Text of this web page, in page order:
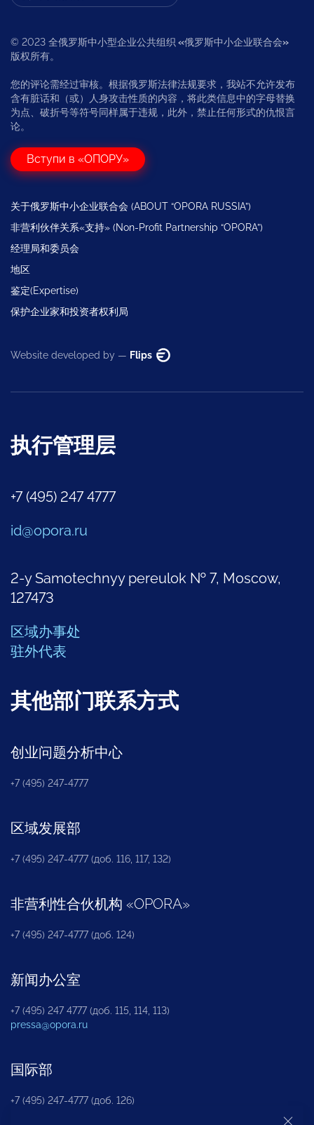
© 2023 全俄罗斯中小型企业公共组织 «俄罗斯中小企业联合会»
版权所有。
您的评论需经过审核。根据俄罗斯法律法规要求，我站不允许发布
含有脏话和（或）人身攻击性质的内容，将此类信息中的字母替换
为点、破折号等符号同样属于违规，此外，禁止任何形式的仇恨言
论。
Вступи в «ОПОРУ»
关于俄罗斯中小企业联合会 (ABOUT “OPORA RUSSIA”)
非营利伙伴关系«支持» (Non-Profit Partnership “OPORA”)
经理局和委员会
地区
鉴定(Expertise)
保护企业家和投资者权利局
Website developed by — Flips
执行管理层
+7 (495) 247 4777
id@opora.ru
2-y Samotechnyy pereulok № 7, Moscow,
127473
区域办事处
驻外代表
其他部门联系方式
创业问题分析中心
+7 (495) 247-4777
区域发展部
+7 (495) 247-4777 (доб. 116, 117, 132)
非营利性合伙机构 «OPORA»
+7 (495) 247-4777 (доб. 124)
新闻办公室
+7 (495) 247 4777 (доб. 115, 114, 113)
pressa@opora.ru
国际部
+7 (495) 247-4777 (доб. 126)